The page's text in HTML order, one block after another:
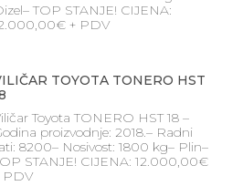
TOP STANJE! CIJENA:
+ PDV
TOYOTA TONERO HST
Toyota TONERO HST 18 –
proizvodnje: 2018.– Radni
8200– Nosivost: 1800 kg– Plin–
STANJE! CIJENA: 12.000,00€
PDV